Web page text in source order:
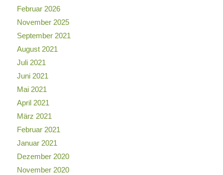
Februar 2026
November 2025
September 2021
August 2021
Juli 2021
Juni 2021
Mai 2021
April 2021
März 2021
Februar 2021
Januar 2021
Dezember 2020
November 2020